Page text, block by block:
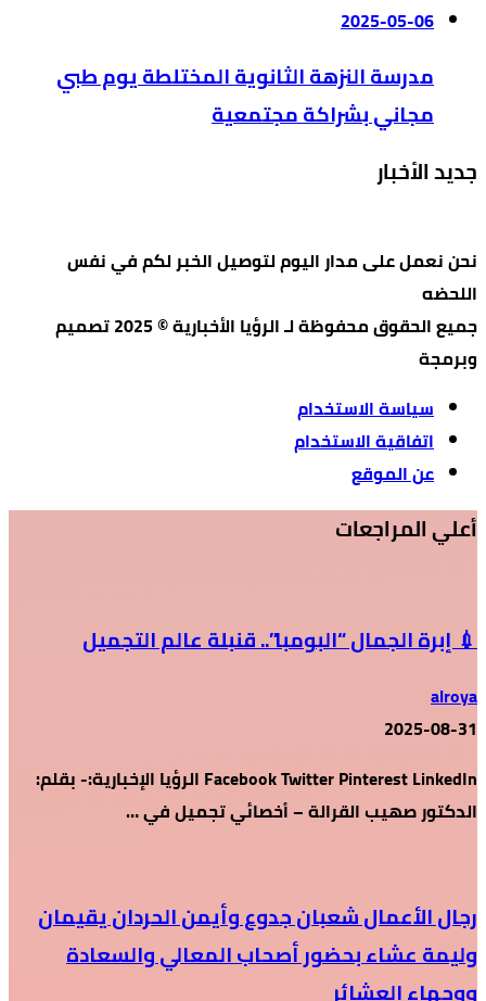
2025-05-06
مدرسة النزهة الثانوية المختلطة يوم طبي
مجاني بشراكة مجتمعية
جديد الأخبار
نحن نعمل على مدار اليوم لتوصيل الخبر لكم في نفس
اللحضه
جميع الحقوق محفوظة لـ الرؤيا الأخبارية © 2025 تصميم
وبرمجة
سياسة الاستخدام
اتفاقية الاستخدام
عن الموقع
أعلي المراجعات
💉 إبرة الجمال “البومبا”.. قنبلة عالم التجميل
alroya
2025-08-31
Facebook Twitter Pinterest LinkedIn الرؤيا الإخبارية:- بقلم:
الدكتور صهيب القرالة – أخصائي تجميل في …
رجال الأعمال شعبان جدوع وأيمن الحردان يقيمان
وليمة عشاء بحضور أصحاب المعالي والسعادة
ووجهاء العشائر